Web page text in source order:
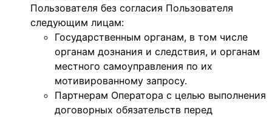
Пользователя без согласия Пользователя
следующим лицам:
Государственным органам, в том числе
органам дознания и следствия, и органам
местного самоуправления по их
мотивированному запросу.
Партнерам Оператора c целью выполнения
договорных обязательств перед